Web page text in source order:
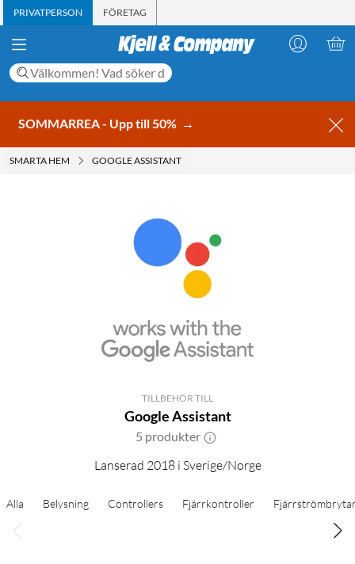
PRIVATPERSON FÖRETAG
SOMMARREA - Upp till 50% →
SMARTA HEM GOOGLE ASSISTANT
TILLBEHÖR TILL
Google Assistant
5 produkter
Lanserad 2018 i Sverige/Norge
Alla Belysning Controllers Fjärrkontroller